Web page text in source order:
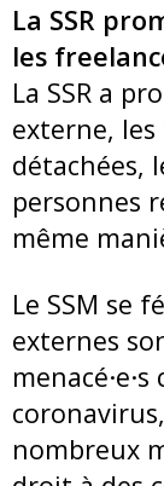
La SSR
les
La SSR a
externe,
détachées,
personnes
même
Le SSM se
externes
nombreux